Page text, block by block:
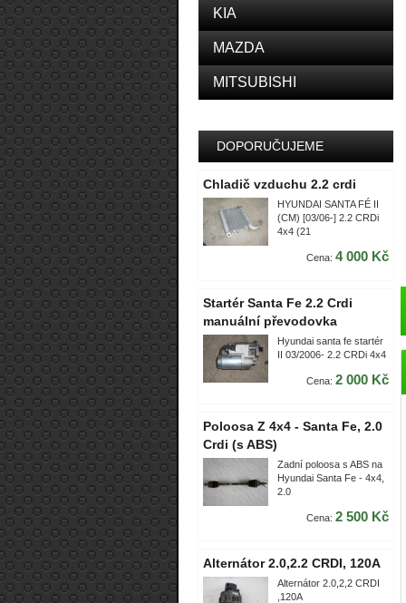
KIA
MAZDA
MITSUBISHI
DOPORUČUJEME
Chladič vzduchu 2.2 crdi
HYUNDAI SANTA FÉ II
(CM) [03/06-] 2.2 CRDi
4x4 (21
Cena:4 000 Kč
Startér Santa Fe 2.2 Crdi
manuální převodovka
Hyundai santa fe startér
II 03/2006- 2.2 CRDi 4x4
Cena:2 000 Kč
Poloosa Z 4x4 - Santa Fe, 2.0
Crdi (s ABS)
Zadní poloosa s ABS na
Hyundai Santa Fe - 4x4,
2.0
Cena:2 500 Kč
Alternátor 2.0,2.2 CRDI, 120A
Alternátor 2.0,2,2 CRDI
,120A